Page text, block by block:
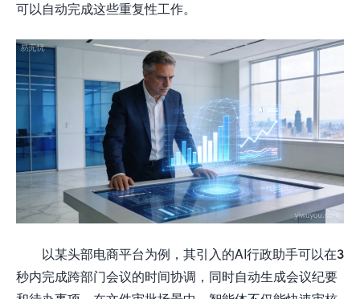
可以自动完成这些重复性工作。
以某头部电商平台为例，其引入的AI行政助手可以在3
秒内完成跨部门会议的时间协调，同时自动生成会议纪要